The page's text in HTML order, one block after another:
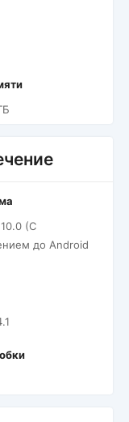
(С
до Android